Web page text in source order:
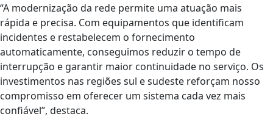
“A modernização da rede permite uma atuação mais
rápida e precisa. Com equipamentos que identificam
incidentes e restabelecem o fornecimento
automaticamente, conseguimos reduzir o tempo de
interrupção e garantir maior continuidade no serviço. Os
investimentos nas regiões sul e sudeste reforçam nosso
compromisso em oferecer um sistema cada vez mais
confiável”, destaca.